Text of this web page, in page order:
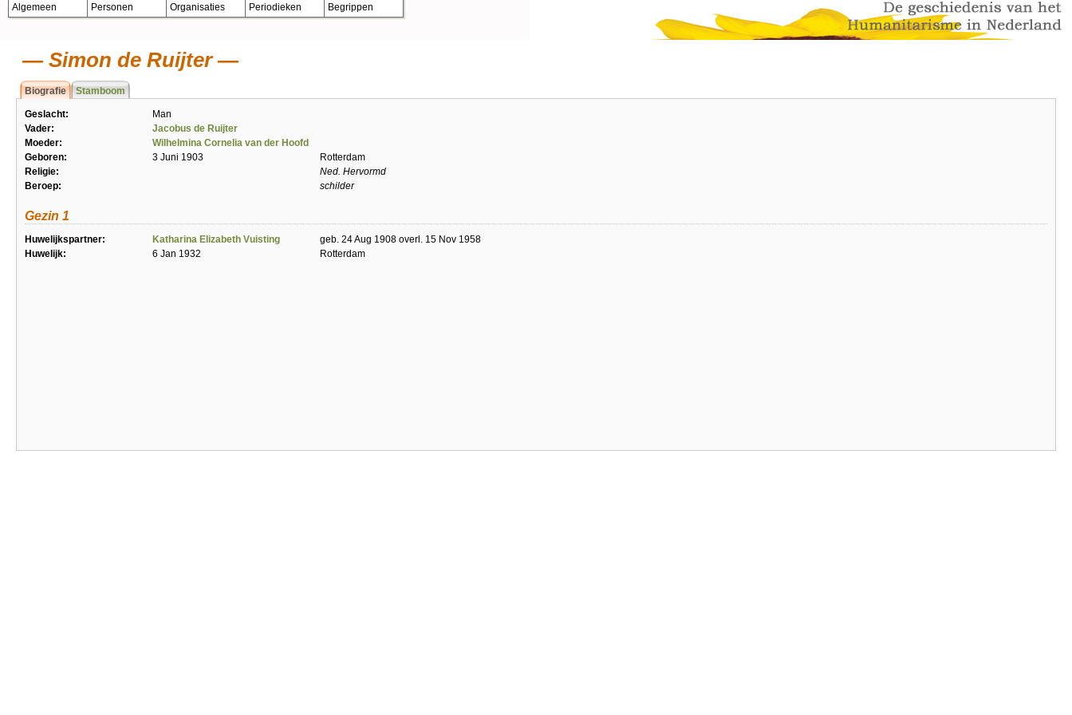
Algemeen Personen Organisaties Periodieken Begrippen
Simon de Ruijter
Biografie Stamboom
Geslacht:
Man
Vader:
Jacobus de Ruijter
Moeder:
Wilhelmina Cornelia van der Hoofd
Geboren:
3 Juni 1903
Rotterdam
Religie:
Ned. Hervormd
Beroep:
schilder
Gezin 1
Huwelijkspartner: Katharina Elizabeth Vuisting
geb. 24 Aug 1908 overl. 15 Nov 1958
Huwelijk:
6 Jan 1932 Rotterdam